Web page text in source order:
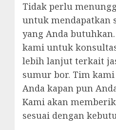
Tidak perlu
untuk mendapatkan
yang Anda
kami untuk
lebih lanjut terkait
sumur bor. Tim
Anda kapan pun
Kami akan
sesuai dengan